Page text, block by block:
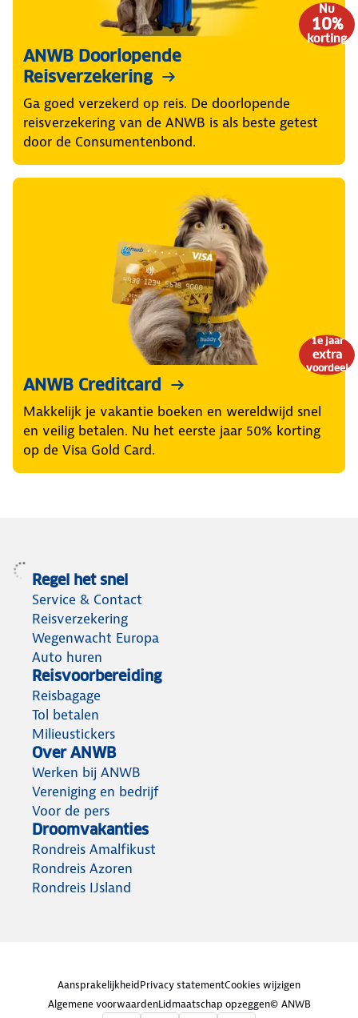
Nu
10%
korting
ANWB Doorlopende
Reisverzekering
Ga goed verzekerd op reis. De doorlopende
reisverzekering van de ANWB is als beste getest
door de Consumentenbond.
1e jaar
extra
voordeel
ANWB Creditcard
Makkelijk je vakantie boeken en wereldwijd snel
en veilig betalen. Nu het eerste jaar 50% korting
op de Visa Gold Card.
Regel het snel
Service & Contact
Reisverzekering
Wegenwacht Europa
Auto huren
Reisvoorbereiding
Reisbagage
Tol betalen
Milieustickers
Over ANWB
Werken bij ANWB
Vereniging en bedrijf
Voor de pers
Droomvakanties
Rondreis Amalfikust
Rondreis Azoren
Rondreis IJsland
AansprakelijkheidPrivacy statementCookies wijzigen
Algemene voorwaardenLidmaatschap opzeggen© ANWB